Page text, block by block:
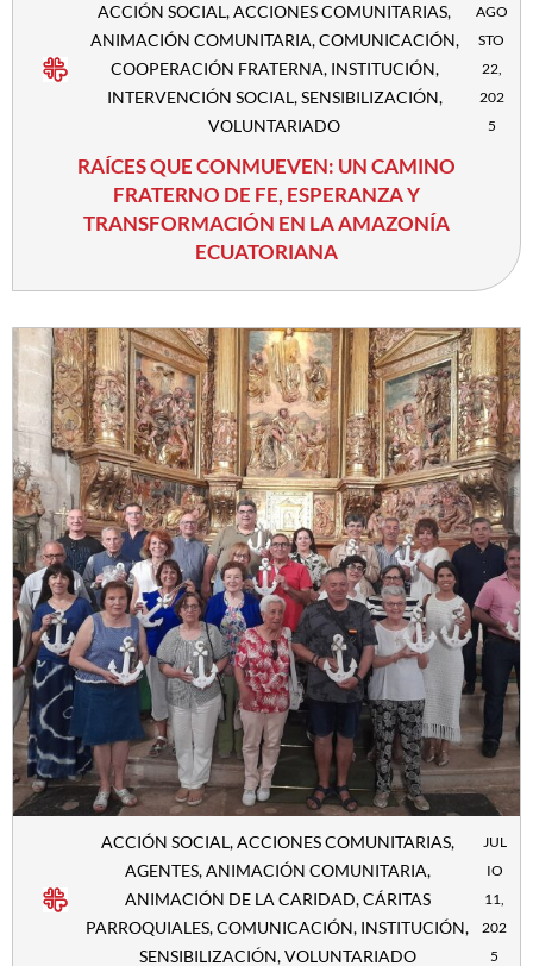
ACCIÓN SOCIAL,ACCIONES COMUNITARIAS,
ANIMACIÓN COMUNITARIA,COMUNICACIÓN,
COOPERACIÓN FRATERNA, INSTITUCIÓN,
INTERVENCIÓN SOCIAL,SENSIBILIZACIÓN,
VOLUNTARIADO
AGO
STO
22,
202
5
RAÍCES QUE CONMUEVEN: UN CAMINO
FRATERNO DE FE, ESPERANZA Y
TRANSFORMACIÓN EN LA AMAZONÍA
ECUATORIANA
ACCIÓN SOCIAL,ACCIONES COMUNITARIAS,
AGENTES,ANIMACIÓN COMUNITARIA,
ANIMACIÓN DE LA CARIDAD,CÁRITAS
PARROQUIALES,COMUNICACIÓN, INSTITUCIÓN,
SENSIBILIZACIÓN,VOLUNTARIADO
JUL
IO
11,
202
5